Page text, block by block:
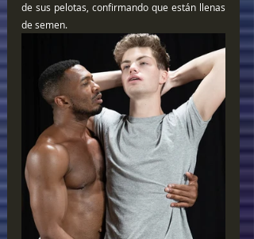
de sus pelotas, confirmando que están llenas
de semen.